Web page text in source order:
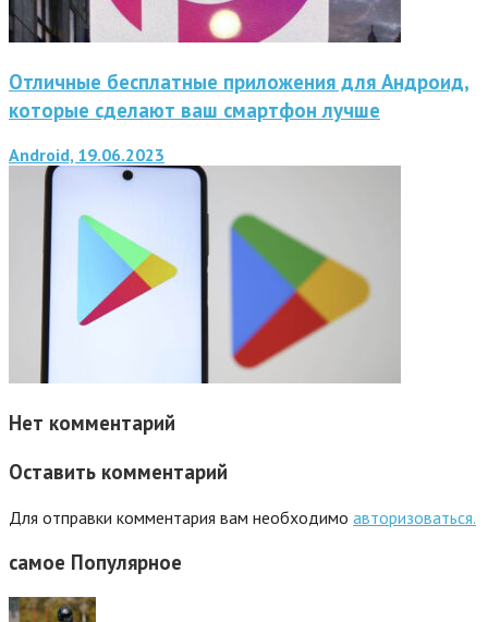
Отличные бесплатные приложения для Андроид,
которые сделают ваш смартфон лучше
Android, 19.06.2023
Нет комментарий
Оставить комментарий
Для отправки комментария вам необходимо авторизоваться.
самое Популярное